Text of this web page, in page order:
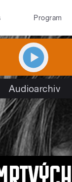
Program
Audioarchiv